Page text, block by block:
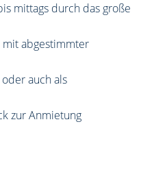
mittags durch das große
abgestimmter
auch als
zur Anmietung